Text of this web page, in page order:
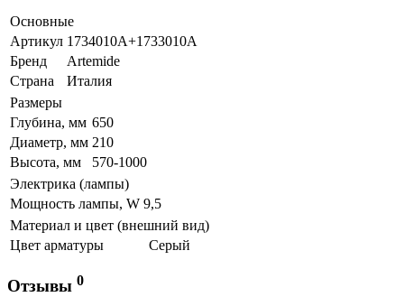
Основные
Артикул 1734010A+1733010A
Бренд
Artemide
Страна
Италия
Размеры
Глубина, мм 650
Диаметр, мм 210
Высота, мм
570-1000
Электрика (лампы)
Мощность лампы, W 9,5
Материал и цвет (внешний вид)
Цвет арматуры
Серый
Отзывы 0